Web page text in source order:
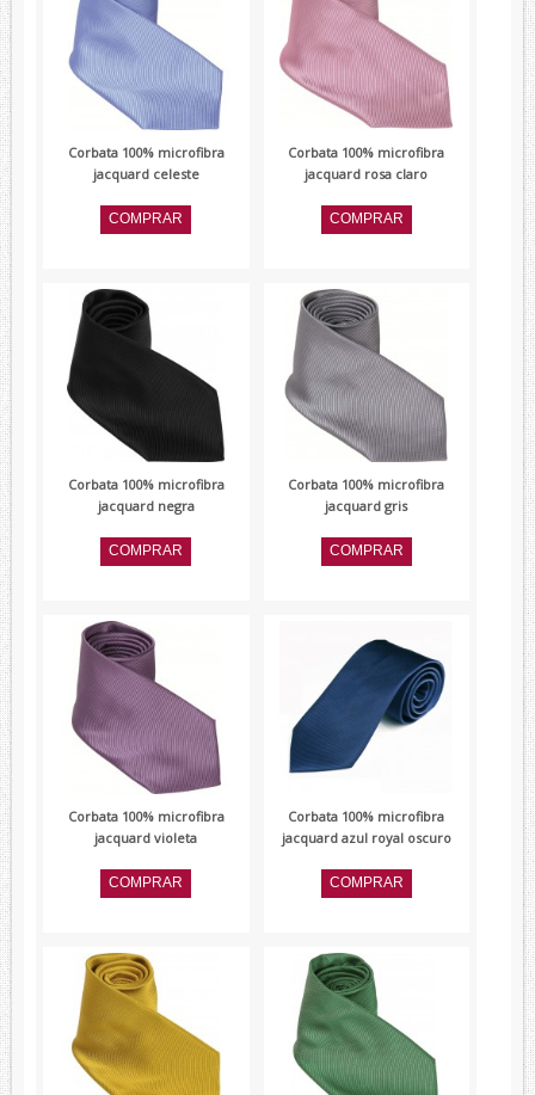
Corbata 100% microfibra
jacquard celeste
Corbata 100% microfibra
jacquard rosa claro
Corbata 100% microfibra
jacquard negra
Corbata 100% microfibra
jacquard gris
Corbata 100% microfibra
jacquard violeta
Corbata 100% microfibra
jacquard azul royal oscuro